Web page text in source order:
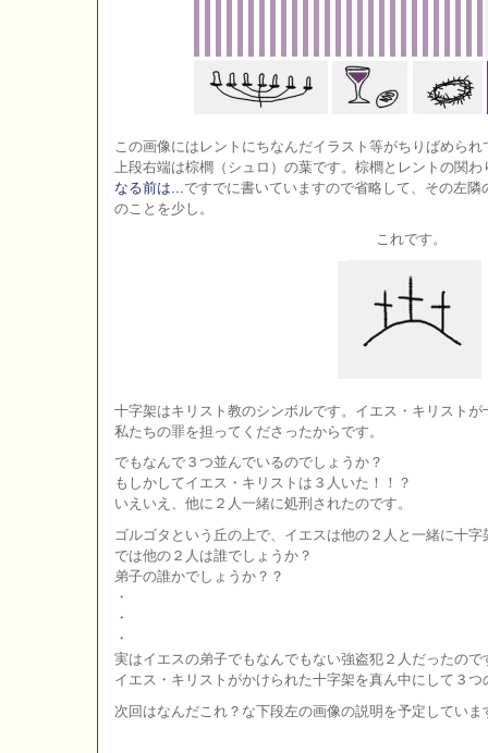
この画像にはレントにちなんだイラスト等がちりばめられ
上段右端は棕櫚（シュロ）の葉です。棕櫚とレントの関
なる前は... ですでに書いていますので省略して、その左
のことを少し。
これです。
十字架はキリスト教のシンボルです。イエス・キリスト
私たちの罪を担ってくださったからです。
でもなんで３つ並んでいるのでしょうか？
もしかしてイエス・キリストは３人いた！！？
いえいえ、他に２人一緒に処刑されたのです。
ゴルゴタという丘の上で、イエスは他の２人と一緒に十
では他の２人は誰でしょうか？
弟子の誰かでしょうか？？
・
・
・
実はイエスの弟子でもなんでもない強盗犯２人だったので
イエス・キリストがかけられた十字架を真ん中にして３
次回はなんだこれ？な下段左の画像の説明を予定していま